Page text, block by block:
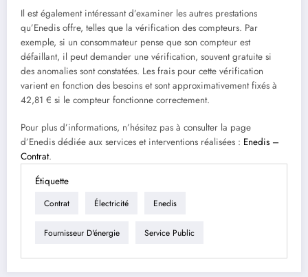
Il est également intéressant d’examiner les autres prestations
qu’Enedis offre, telles que la vérification des compteurs. Par
exemple, si un consommateur pense que son compteur est
défaillant, il peut demander une vérification, souvent gratuite si
des anomalies sont constatées. Les frais pour cette vérification
varient en fonction des besoins et sont approximativement fixés à
42,81 € si le compteur fonctionne correctement.
Pour plus d’informations, n’hésitez pas à consulter la page
d’Enedis dédiée aux services et interventions réalisées : Enedis –
Contrat.
Étiquette
Contrat Électricité Enedis
Fournisseur D'énergie Service Public